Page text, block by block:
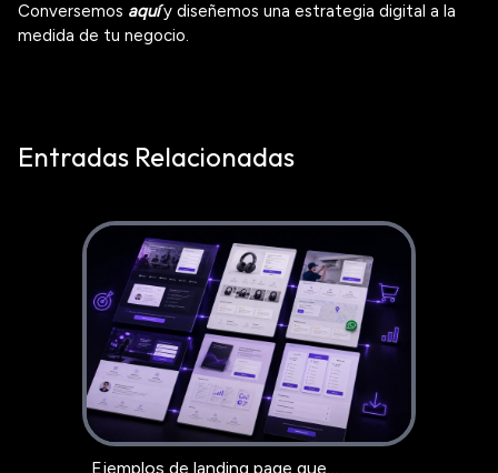
Conversemos aquíy diseñemos una estrategia digital a la
medida de tu negocio.
Entradas Relacionadas
Ejemplos de landing page que